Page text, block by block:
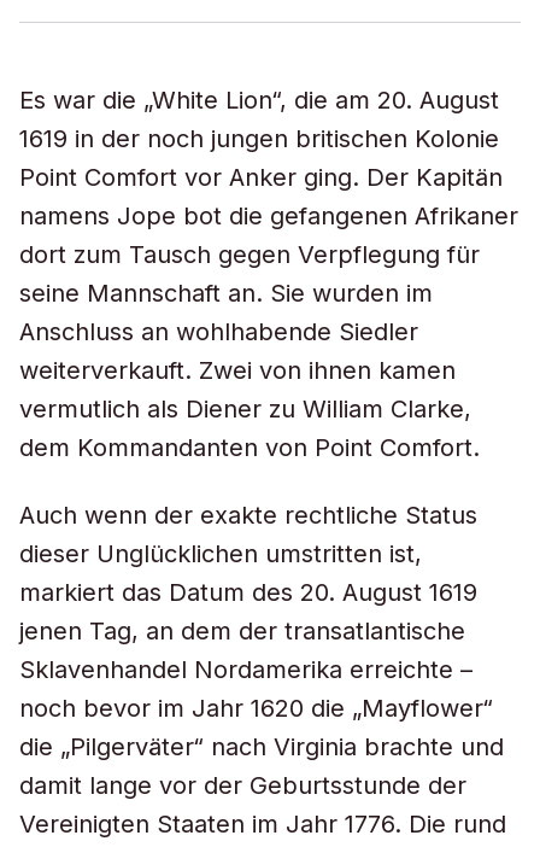
Es war die „White Lion“, die am 20. August
1619 in der noch jungen britischen Kolonie
Point Comfort vor Anker ging. Der Kapitän
namens Jope bot die gefangenen Afrikaner
dort zum Tausch gegen Verpflegung für
seine Mannschaft an. Sie wurden im
Anschluss an wohlhabende Siedler
weiterverkauft. Zwei von ihnen kamen
vermutlich als Diener zu William Clarke,
dem Kommandanten von Point Comfort.
Auch wenn der exakte rechtliche Status
dieser Unglücklichen umstritten ist,
markiert das Datum des 20. August 1619
jenen Tag, an dem der transatlantische
Sklavenhandel Nordamerika erreichte –
noch bevor im Jahr 1620 die „Mayflower“
die „Pilgerväter“ nach Virginia brachte und
damit lange vor der Geburtsstunde der
Vereinigten Staaten im Jahr 1776. Die rund